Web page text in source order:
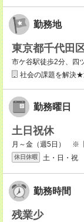
勤務地
東京都千代田
市ケ谷駅徒歩2分、四
社会の課題を解決
勤務曜日
土日祝休
月～金（週5日） ※
休日休暇 土・日・祝
勤務時間
残業少